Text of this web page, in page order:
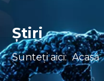
Ştiri
Sunteți aici: Acasă